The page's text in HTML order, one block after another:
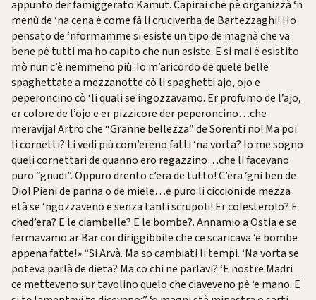
appunto der famiggerato Kamut. Capirai che pè organizzà ‘n
menù de ‘na cena è come fà li cruciverba de Bartezzaghi! Ho
pensato de ‘nformamme si esiste un tipo de magnà che va
bene pè tutti ma ho capito che nun esiste. E si mai è esistito
mò nun c’è nemmeno più. Io m’aricordo de quele belle
spaghettate a mezzanotte cò li spaghetti ajo, ojo e
peperoncino cò ‘li quali se ingozzavamo. Er profumo de l’ajo,
er colore de l’ojo e er pizzicore der peperoncino…che
meravija! Artro che “Granne bellezza” de Sorenti no! Ma poi:
li cornetti? Li vedi più com’ereno fatti ‘na vorta? Io me sogno
queli cornettari de quanno ero regazzino…che li facevano
puro “gnudi”. Oppuro drento c’era de tutto! C’era ‘gni ben de
Dio! Pieni de panna o de miele…e puro li ciccioni de mezza
età se ‘ngozzaveno e senza tanti scrupoli! Er colesterolo? E
ched’era? E le ciambelle? E le bombe?. Annamio a Ostia e se
fermavamo ar Bar cor diriggibbile che ce scaricava ‘e bombe
appena fatte!» “Si Arvà. Ma so cambiati li tempi. ‘Na vorta se
poteva parlà de dieta? Ma co chi ne parlavi? ‘E nostre Madri
ce metteveno sur tavolino quelo che ciaveveno pè ‘e mano. E